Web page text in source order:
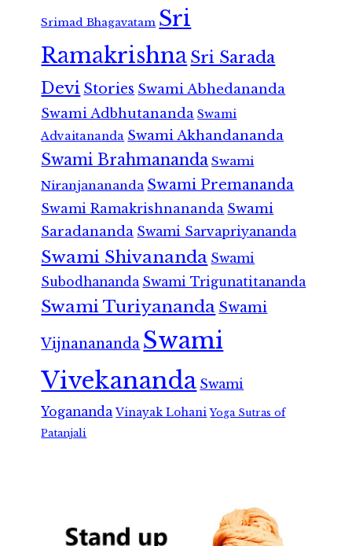
Srimad Bhagavatam Sri
RamakrishnaSri Sarada
Devi Stories Swami Abhedananda
Swami Adbhutananda Swami
Advaitananda Swami Akhandananda
Swami Brahmananda Swami
Niranjanananda Swami Premananda
Swami Ramakrishnananda Swami
Saradananda Swami Sarvapriyananda
Swami Shivananda Swami
Subodhananda Swami Trigunatitananda
Swami Turiyananda Swami
Vijnanananda Swami
Vivekananda Swami
Yogananda Vinayak Lohani Yoga Sutras of
Patanjali